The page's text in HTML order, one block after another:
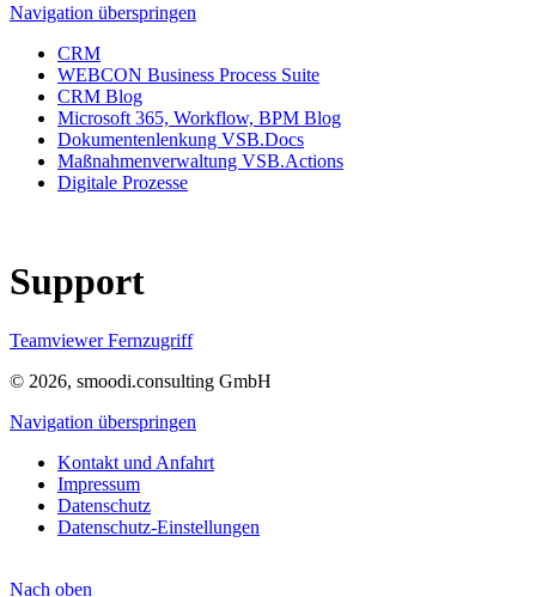
Navigation überspringen
CRM
WEBCON Business Process Suite
CRM Blog
Microsoft 365, Workflow, BPM Blog
Dokumentenlenkung VSB.Docs
Maßnahmenverwaltung VSB.Actions
Digitale Prozesse
Support
Teamviewer Fernzugriff
© 2026, smoodi.consulting GmbH
Navigation überspringen
Kontakt und Anfahrt
Impressum
Datenschutz
Datenschutz-Einstellungen
Nach oben